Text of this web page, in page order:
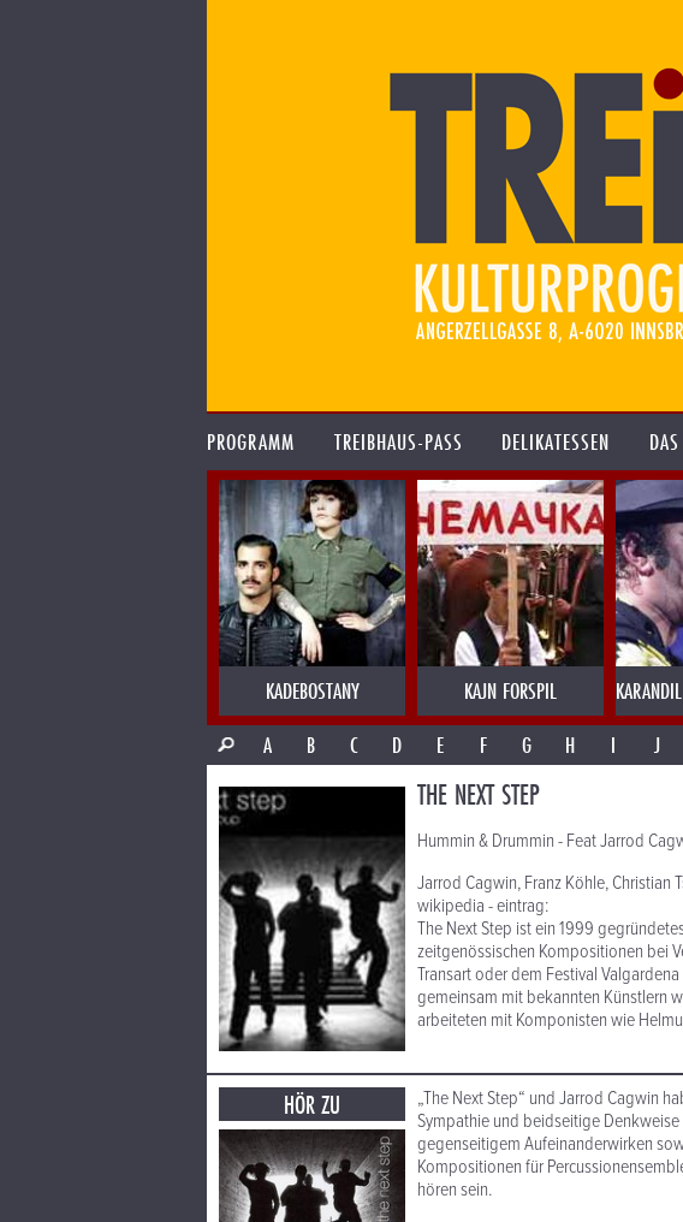
PROGRAMM TREIBHAUS-PASS DELIKATESSEN
KADEBOSTANY KAJN FORSPIL
A
B C D E F G H I J
THE NEXT STEP
Hummin & Drummin - Feat Jarrod
Jarrod Cagwin, Franz Köhle, Christian
wikipedia - eintrag:
The Next Step ist ein 1999
zeitgenössischen Kompositionen bei
Transart oder dem Festival
gemeinsam mit bekannten Künstlern
arbeiteten mit Komponisten wie
HÖR ZU
„The Next Step“ und Jarrod Cagwin
Sympathie und beidseitige
gegenseitigem Aufeinanderwirken
Kompositionen für
hören sein.